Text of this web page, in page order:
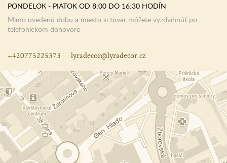
PONDELOK - PIATOK OD 8:00 DO 16:30 HODÍN
Mimo uvedenú dobu a miesto si tovar môžete vyzdvihnúť po
telefonickom dohovore
+420775225373 lyradecor@lyradecor.cz